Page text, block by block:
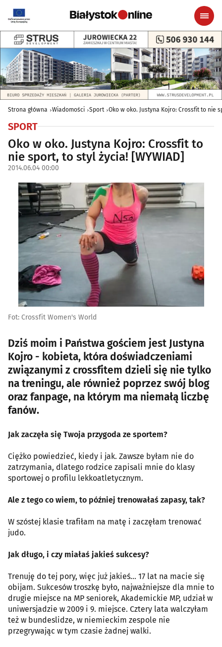
Strona główna Wiadomości Sport Oko w oko. Justyna Kojro: Crossfit to nie
SPORT
Oko w oko. Justyna Kojro: Crossfit to
nie sport, to styl życia! [WYWIAD]
2014.06.04 00:00
Fot: Crossfit Women's World
Dziś moim i Państwa gościem jest Justyna
Kojro - kobieta, która doświadczeniami
związanymi z crossfitem dzieli się nie tylko
na treningu, ale również poprzez swój blog
oraz fanpage, na którym ma niemałą liczbę
fanów.
Jak zaczęła się Twoja przygoda ze sportem?
Ciężko powiedzieć, kiedy i jak. Zawsze byłam nie do
zatrzymania, dlatego rodzice zapisali mnie do klasy
sportowej o profilu lekkoatletycznym.
Ale z tego co wiem, to później trenowałaś zapasy, tak?
W szóstej klasie trafiłam na matę i zaczęłam trenować
judo.
Jak długo, i czy miałaś jakieś sukcesy?
Trenuję do tej pory, więc już jakieś... 17 lat na macie się
obijam. Sukcesów troszkę było, najważniejsze dla mnie to
drugie miejsce na MP seniorek, Akademickie MP, udział w
uniwersjadzie w 2009 i 9. miejsce. Cztery lata walczyłam
też w bundeslidze, w niemieckim zespole nie
przegrywając w tym czasie żadnej walki.